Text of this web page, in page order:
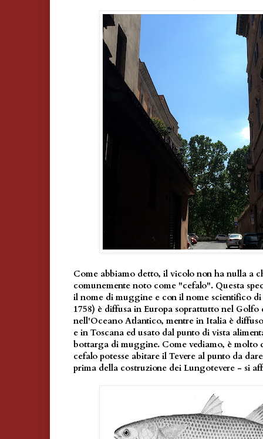
Come abbiamo detto, il vicolo non ha nulla a
comunemente noto come "cefalo". Questa
il nome di muggine e con il nome scientifico di
1758) è diffusa in Europa soprattutto nel
nell'Oceano Atlantico, mentre in Italia è
e in Toscana ed usato dal punto di vista
bottarga di muggine. Come vediamo, è molto
cefalo potesse abitare il Tevere al punto da
prima della costruzione dei Lungotevere - si